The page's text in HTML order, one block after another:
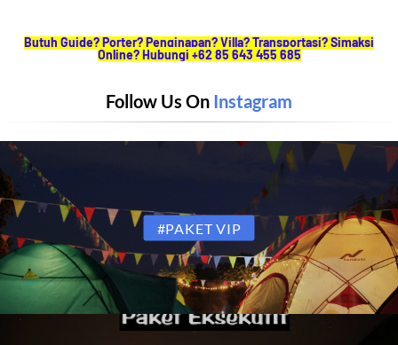
Butuh Guide? Porter? Penginapan? Villa? Transportasi? Simaksi
Online? Hubungi +62 85 643 455 685
Follow Us On Instagram
#PAKET VIP